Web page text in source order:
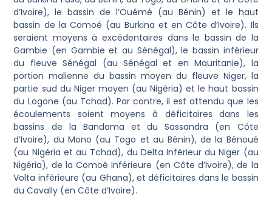
d’Ivoire), le bassin de l’Ouémé (au Bénin) et le haut
bassin de la Comoé (au Burkina et en Côte d’Ivoire). Ils
seraient moyens à excédentaires dans le bassin de la
Gambie (en Gambie et au Sénégal), le bassin inférieur
du fleuve Sénégal (au Sénégal et en Mauritanie), la
portion malienne du bassin moyen du fleuve Niger, la
partie sud du Niger moyen (au Nigéria) et le haut bassin
du Logone (au Tchad). Par contre, il est attendu que les
écoulements soient moyens à déficitaires dans les
bassins de la Bandama et du Sassandra (en Côte
d’Ivoire), du Mono (au Togo et au Bénin), de la Bénoué
(au Nigéria et au Tchad), du Delta Inférieur du Niger (au
Nigéria), de la Comoé Inférieure (en Côte d’Ivoire), de la
Volta inférieure (au Ghana), et déficitaires dans le bassin
du Cavally (en Côte d’Ivoire).